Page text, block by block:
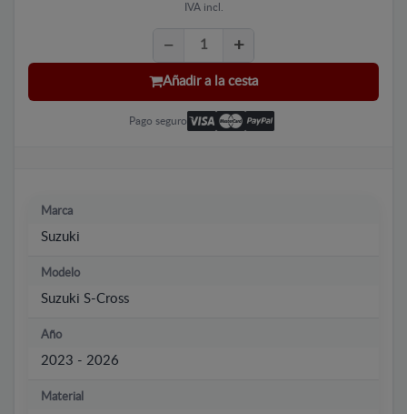
IVA incl.
Añadir a la cesta
Pago seguro
Marca
Suzuki
Modelo
Suzuki S-Cross
Año
2023 - 2026
Material